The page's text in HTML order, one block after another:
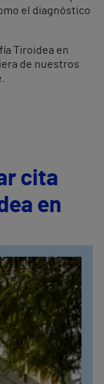
el diagnóstico
Tiroidea en
de nuestros
cita
en